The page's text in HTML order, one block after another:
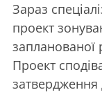
Зараз
проект
запланованої
Проект
затвердження